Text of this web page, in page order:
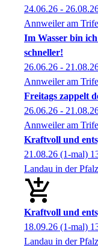
24.06.26 -
Annweiler am
Im Wasser bin
schneller!
26.06.26 -
Annweiler am
Freitags zappelt
26.06.26 -
Annweiler am
Kraftvoll und
21.08.26 (1-mal)
Landau in der Pfalz
Kraftvoll und
18.09.26 (1-mal)
Landau in der Pfalz